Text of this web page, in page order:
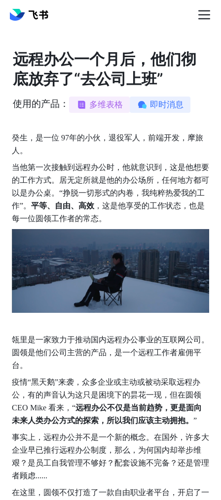
远程办公一个月后，他们彻
底放弃了“去公司上班”
使用的产品： 多维表格 即时消息
癸生，是一位 97年的小伙，退役军人，前端开发，摩旅
人。
当他第一次接触到远程办公时，他就意识到，这是他想要
的工作方式。居无定所就是他的办公场所，任何地方都可
以是办公桌。“挣脱一切形式的内卷，我纯粹热爱我的工
作”。 平等、自由、高效，这是他享受的工作状态，也是
每一位圆领工作者的常态。
瓴里是一家致力于推动国内远程办公事业的互联网公司。
圆领是他们公司主营的产品，是一个远程工作者雇佣平
台。
疫情“黑天鹅”来袭，众多企业或主动或被动采取远程办
公，有的声音认为这只是困境下的昙花一现，但在圆领
CEO Mike 看来，“远程办公不仅是当前趋势，更是面向
未来人类办公方式的探索，所以我们应该主动拥抱。 ”
事实上，远程办公并不是一个新的概念。在国外，许多大
企业早已推行远程办公制度，那么，为何国内却举步维
艰？是员工自我管理不够好？配套设施不完备？还是管理
者顾虑......
在这里，圆领不仅打造了一款自由职业者平台，开启了一